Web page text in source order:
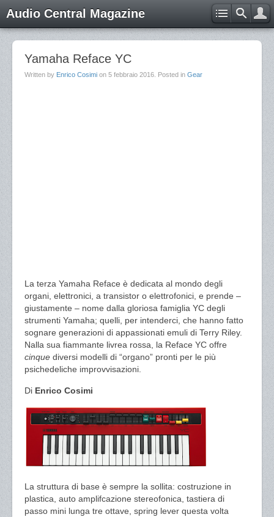
Audio Central Magazine
Yamaha Reface YC
Written by Enrico Cosimi on 5 febbraio 2016 . Posted in Gear
La terza Yamaha Reface è dedicata al mondo degli
organi, elettronici, a transistor o elettrofonici, e prende –
giustamente – nome dalla gloriosa famiglia YC degli
strumenti Yamaha; quelli, per intenderci, che hanno fatto
sognare generazioni di appassionati emuli di Terry Riley.
Nalla sua fiammante livrea rossa, la Reface YC offre
cinque diversi modelli di “organo” pronti per le più
psichedeliche improvvisazioni.
Di Enrico Cosimi
La struttura di base è sempre la sollita: costruzione in
plastica, auto amplifcazione stereofonica, tastiera di
passo mini lunga tre ottave, spring lever questa volta